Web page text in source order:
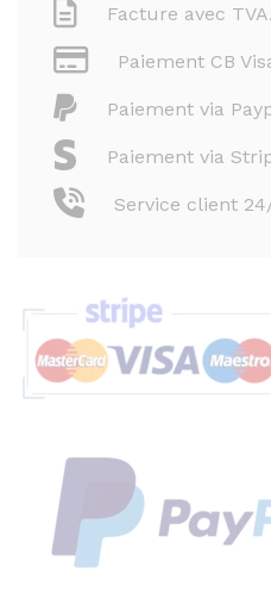
Facture avec TVA.
Paiement CB
Paiement via
Paiement via
Service client